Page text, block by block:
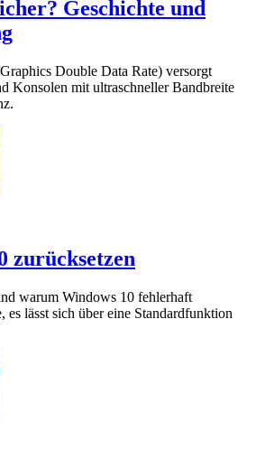
Geschichte und
Double Data Rate) versorgt
Konsolen mit ultraschneller Bandbreite
zurücksetzen
warum Windows 10 fehlerhaft
lässt sich über eine Standardfunktion